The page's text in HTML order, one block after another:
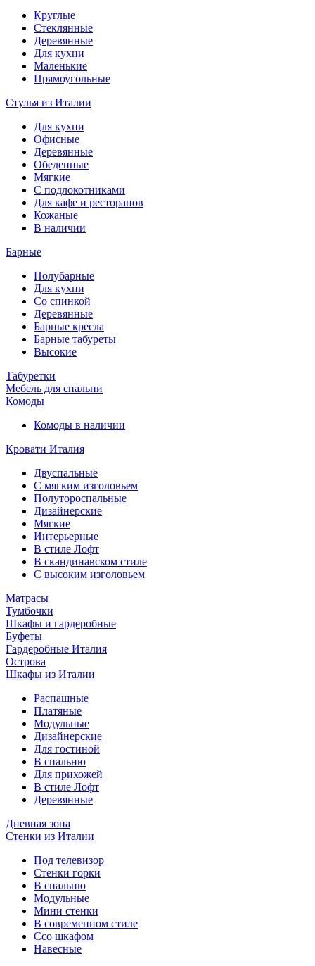
Круглые
Стеклянные
Деревянные
Для кухни
Маленькие
Прямоугольные
Стулья из Италии
Для кухни
Офисные
Деревянные
Обеденные
Мягкие
С подлокотниками
Для кафе и ресторанов
Кожаные
В наличии
Барные
Полубарные
Для кухни
Со спинкой
Деревянные
Барные кресла
Барные табуреты
Высокие
Табуретки
Мебель для спальни
Комоды
Комоды в наличии
Кровати Италия
Двуспальные
С мягким изголовьем
Полутороспальные
Дизайнерские
Мягкие
Интерьерные
В стиле Лофт
В скандинавском стиле
С высоким изголовьем
Матрасы
Тумбочки
Шкафы и гардеробные
Буфеты
Гардеробные Италия
Острова
Шкафы из Италии
Распашные
Платяные
Модульные
Дизайнерские
Для гостиной
В спальню
Для прихожей
В стиле Лофт
Деревянные
Дневная зона
Стенки из Италии
Под телевизор
Стенки горки
В спальню
Модульные
Мини стенки
В современном стиле
Ссо шкафом
Навесные